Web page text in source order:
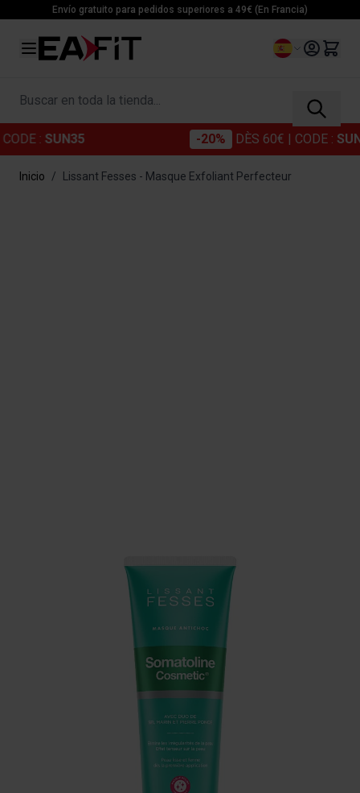
Ir al contenidoEnvío gratuito para pedidos superiores a 49€ (En Francia)
Lenguaje
Buscar en toda la tienda...
:SUN35 -20% DÈS 60€| CODE :
Inicio / Lissant Fesses - Masque Exfoliant Perfecteur
LISSANT FESSES - MASQUE
EXFOLIANT PERFECTEUR
Lisse et uniformise la peau.
viernes, 14 de agosto de 2026
Unidad de mantenimiento de existencias (SKU) :